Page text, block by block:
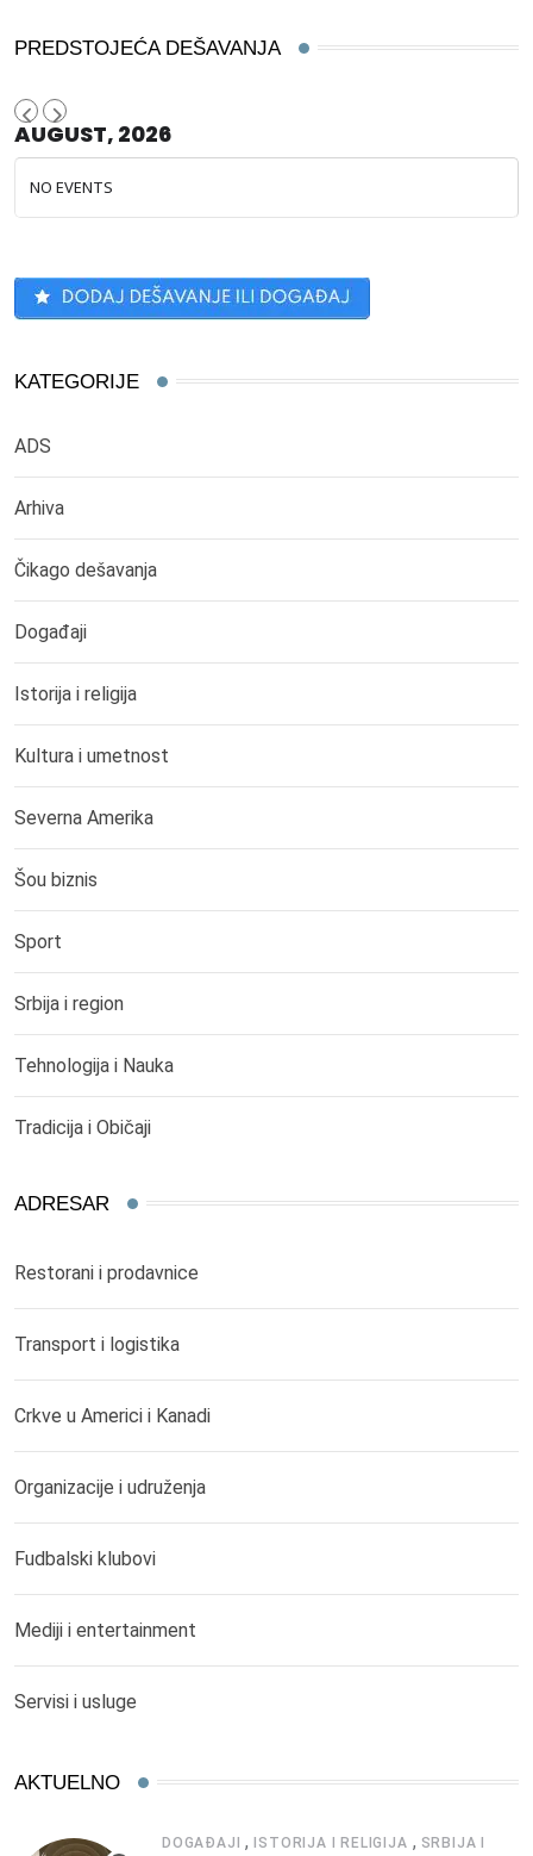
PREDSTOJEĆA DEŠAVANJA
AUGUST, 2026
NO EVENTS
KATEGORIJE
ADS
Arhiva
Čikago dešavanja
Događaji
Istorija i religija
Kultura i umetnost
Severna Amerika
Šou biznis
Sport
Srbija i region
Tehnologija i Nauka
Tradicija i Običaji
ADRESAR
Restorani i prodavnice
Transport i logistika
Crkve u Americi i Kanadi
Organizacije i udruženja
Fudbalski klubovi
Mediji i entertainment
Servisi i usluge
AKTUELNO
DOGAĐAJI ,ISTORIJA I RELIGIJA , SRBIJA I